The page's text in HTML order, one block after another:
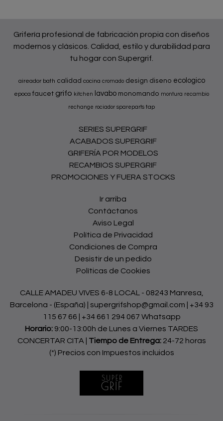
Grifería profesional de fabricación propia con diseños
modernos y clásicos. Calidad, estilo y durabilidad para
tu hogar con Supergrif.
aireador bath calidad cocina cromado design diseno ecologico
epoca faucet grifo kitchen lavabo monomando montura recambio
rechange rociador spareparts tap
SERIES SUPERGRIF
ACABADOS SUPERGRIF
GRIFERÍA POR MODELOS
RECAMBIOS SUPERGRIF
PROMOCIONES Y FUERA STOCKS
Ir arriba
Contáctanos
Aviso Legal
Política de Privacidad
Condiciones de Compra
Desistir de un pedido
Políticas de Cookies
CALLE AMADEU VIVES 6-8 LOCAL - 08243 Manresa,
Barcelona - (España) | supergrifshop@gmail.com | +34 93
115 67 66
+34 661 294 067 Whatsapp
Horario: 9:00-13:00h de Lunes a Viernes TARDES
CONCERTAR CITA | Tiempo de Entrega: 24-72 horas
(*) Precios con Impuestos incluidos